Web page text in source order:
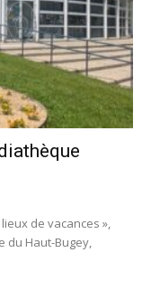
de vacances »,
Haut-Bugey,